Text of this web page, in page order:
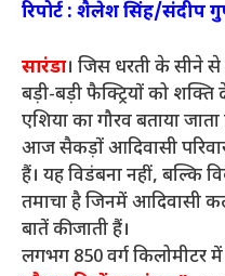
रिपोर्ट : शैलेश सिंह/संदीप
सारंडा। जिस धरती के सीने
बड़ी-बड़ी फैक्ट्रियों को
एशिया का गौरव बताया
आज सैकड़ों आदिवासी
हैं। यह विडंबना नहीं, बल्कि
तमाचा है जिनमें आदिवासी
बातें की जाती हैं।
लगभग 850 वर्ग किलोमीटर